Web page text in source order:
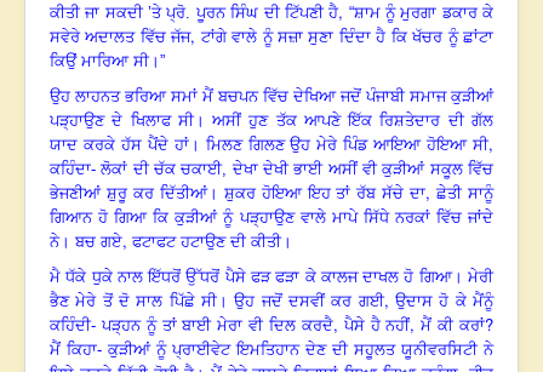
ਕੀਤੀ ਜਾ ਸਕਦੀ ’ਤੇ ਪ੍ਰੋ. ਪੂਰਨ ਸਿੰਘ ਦੀ ਟਿੱਪਣੀ ਹੈ, “ਸ਼ਾਮ ਨੂੰ ਮੁਰਗਾ ਡਕਾਰ ਕੇ
ਸਵੇਰੇ ਅਦਾਲਤ ਵਿੱਚ ਜੱਜ, ਟਾਂਗੇ ਵਾਲੇ ਨੂੰ ਸਜ਼ਾ ਸੁਣਾ ਦਿੰਦਾ ਹੈ ਕਿ ਖੱਚਰ ਨੂੰ ਛਾਂਟਾ
ਕਿਉਂ ਮਾਰਿਆ ਸੀ।”
ਉਹ ਲਾਹਨਤ ਭਰਿਆ ਸਮਾਂ ਮੈਂ ਬਚਪਨ ਵਿੱਚ ਦੇਖਿਆ ਜਦੋਂ ਪੰਜਾਬੀ ਸਮਾਜ ਕੁੜੀਆਂ
ਪੜ੍ਹਾਉਣ ਦੇ ਖਿਲਾਫ ਸੀ।ਅਸੀਂ ਹੁਣ ਤੱਕ ਆਪਣੇ ਇੱਕ ਰਿਸ਼ਤੇਦਾਰ ਦੀ ਗੱਲ
ਯਾਦ ਕਰਕੇ ਹੱਸ ਪੈਂਦੇ ਹਾਂ। ਮਿਲਣ ਗਿਲਣ ਉਹ ਮੇਰੇ ਪਿੰਡ ਆਇਆ ਹੋਇਆ ਸੀ,
ਕਹਿੰਦਾ- ਲੋਕਾਂ ਦੀ ਚੱਕ ਚਕਾਈ, ਦੇਖਾ ਦੇਖੀ ਭਾਈ ਅਸੀਂ ਵੀ ਕੁੜੀਆਂ ਸਕੂਲ ਵਿੱਚ
ਭੇਜਣੀਆਂ ਸ਼ੁਰੂ ਕਰ ਦਿੱਤੀਆਂ। ਸ਼ੁਕਰ ਹੋਇਆ ਇਹ ਤਾਂ ਰੱਬ ਸੱਚੇ ਦਾ,ਛੇਤੀ ਸਾਨੂੰ
ਗਿਆਨ ਹੋ ਗਿਆ ਕਿ ਕੁੜੀਆਂ ਨੂੰ ਪੜ੍ਹਾਉਣ ਵਾਲੇ ਮਾਪੇ ਸਿੱਧੇ ਨਰਕਾਂ ਵਿੱਚ ਜਾਂਦੇ
ਨੇ। ਬਚ ਗਏ, ਫਟਾਫਟ ਹਟਾਉਣ ਦੀ ਕੀਤੀ।
ਮੈ ਧੱਕੇ ਧੁਕੇ ਨਾਲ ਇੱਧਰੋਂ ਉੱਧਰੋਂ ਪੈਸੇ ਫੜ ਫੜਾ ਕੇ ਕਾਲਜ ਦਾਖਲ ਹੋ ਗਿਆ। ਮੇਰੀ
ਭੈਣ ਮੇਰੇ ਤੋਂ ਦੋ ਸਾਲ ਪਿੱਛੇ ਸੀ।ਉਹ ਜਦੋਂ ਦਸਵੀਂ ਕਰ ਗਈ,ਉਦਾਸ ਹੋ ਕੇ ਮੈਂਨੂੰ
ਕਹਿੰਦੀ- ਪੜ੍ਹਨ ਨੂੰ ਤਾਂ ਬਾਈ ਮੇਰਾ ਵੀ ਦਿਲ ਕਰਦੈ, ਪੈਸੇ ਹੈ ਨਹੀਂ,ਮੈਂ ਕੀ ਕਰਾਂ?
ਮੈਂ ਕਿਹਾ- ਕੁੜੀਆਂ ਨੂੰ ਪ੍ਰਾਈਵੇਟ ਇਮਤਿਹਾਨ ਦੇਣ ਦੀ ਸਹੂਲਤ ਯੂਨੀਵਰਸਿਟੀ ਨੇ